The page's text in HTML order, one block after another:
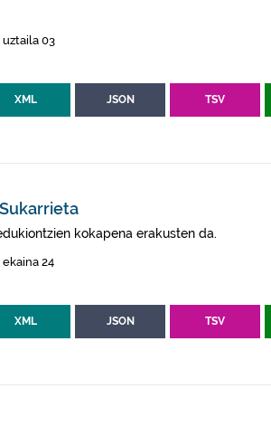
03
XML JSON TSV
kokapena erakusten da.
24
XML JSON TSV